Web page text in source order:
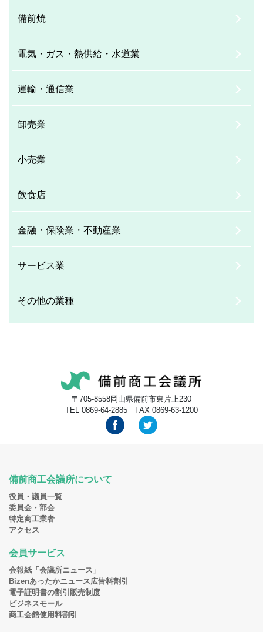
備前焼
電気・ガス・熱供給・水道業
運輸・通信業
卸売業
小売業
飲食店
金融・保険業・不動産業
サービス業
その他の業種
〒705-8558岡山県備前市東片上230
TEL 0869-64-2885 FAX 0869-63-1200
備前商工会議所について
役員・議員一覧
委員会・部会
特定商工業者
アクセス
会員サービス
会報紙「会議所ニュース」
Bizenあったかニュース広告料割引
電子証明書の割引販売制度
ビジネスモール
商工会館使用料割引